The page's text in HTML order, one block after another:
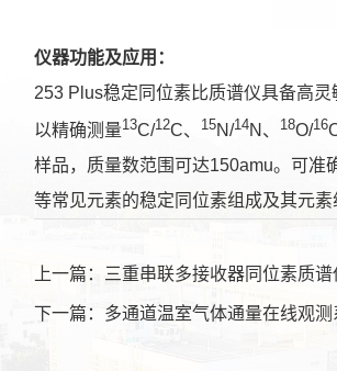
仪器功能及应用：
253 Plus稳定同位素比质谱仪具备高
以精确测量13C/12C、 15N/14N、 18O/16
样品，质量数范围可达150amu。可准
等常见元素的稳定同位素组成及其元素
上一篇：三重串联多接收器同位素质
下一篇：多通道温室气体通量在线观